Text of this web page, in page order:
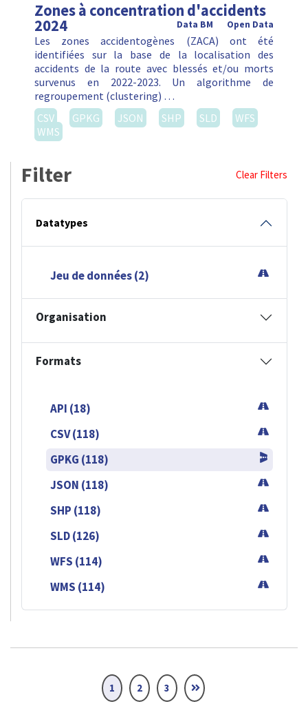
Zones à concentration d'accidents
2024 Open Data
Data BM
Les zones accidentogènes (ZACA) ont été
identifiées sur la base de la localisation des
accidents de la route avec blessés et/ou morts
survenus en 2022-2023. Un algorithme de
regroupement (clustering) …
CSV
GPKG JSON SHP SLD
WFS
WMS
Filter Clear Filters
Datatypes
Jeu de données (2)
Organisation
Formats
API (18)
CSV (118)
GPKG (118)
JSON (118)
SHP (118)
SLD (126)
WFS (114)
WMS (114)
1 2 3